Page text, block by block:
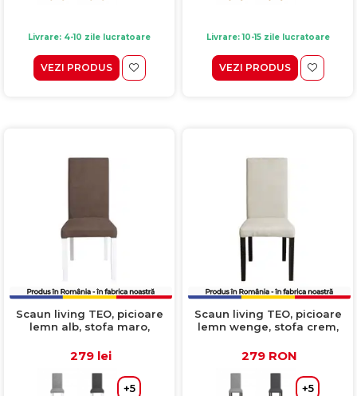
Livrare: 4-10 zile lucratoare
VEZI PRODUS
Livrare: 10-15 zile lucratoare
VEZI PRODUS
Scaun living TEO, picioare
lemn alb, stofa maro,
279 lei
+5
Scaun living TEO, picioare
lemn wenge, stofa crem,
279 RON
+5